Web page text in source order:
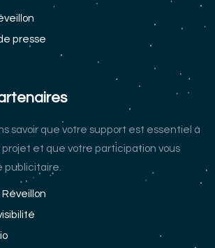
presse
savoir que votre support est essentiel à
et que votre participation vous
publicitaire.